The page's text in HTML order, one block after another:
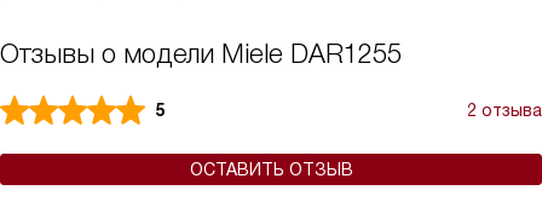
Отзывы о модели Miele DAR1255
5 2 отзыва
ОСТАВИТЬ ОТЗЫВ